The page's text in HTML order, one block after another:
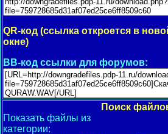
QR-код (ссылка откроется в
окне)
BB-код ссылки для форумов:
Поиск
Показать файлы из
категории: